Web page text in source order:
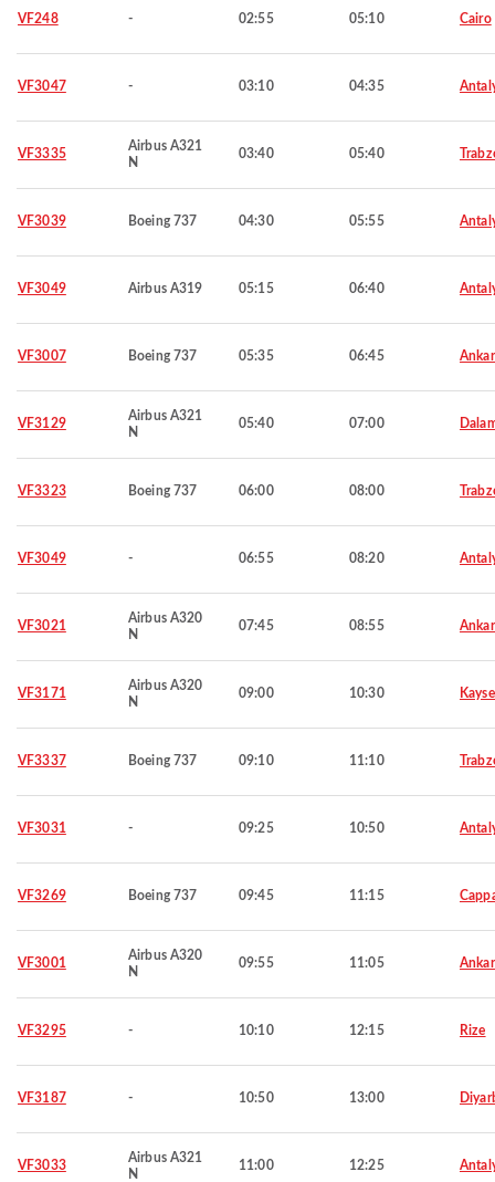
VF248 - 02:55 05:10 Cairo
VF3047 - 03:10 04:35
VF3335
Airbus A321
N
03:40 05:40
VF3039 Boeing 737 04:30 05:55
VF3049 Airbus A319 05:15 06:40
VF3007 Boeing 737 05:35 06:45
VF3129
Airbus A321
N
05:40 07:00
VF3323 Boeing 737 06:00 08:00
VF3049 - 06:55 08:20
VF3021
Airbus A320
N
07:45 08:55
VF3171
Airbus A320
N
09:00 10:30
VF3337 Boeing 737 09:10 11:10
VF3031 - 09:25 10:50
VF3269 Boeing 737 09:45 11:15
VF3001
Airbus A320
N
09:55 11:05
VF3295 - 10:10 12:15 Rize
VF3187 - 10:50 13:00
VF3033
Airbus A321
N
11:00 12:25